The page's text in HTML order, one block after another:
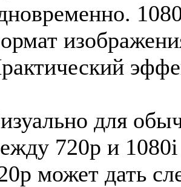
для
720p и
может дать